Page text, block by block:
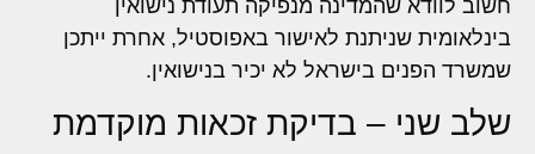
חשוב לוודא שהמדינה מנפיקה תעודת נישואין
בינלאומית שניתנת לאישור באפוסטיל, אחרת ייתכן
שמשרד הפנים בישראל לא יכיר בנישואין.
שלב שני – בדיקת זכאות מוקדמת